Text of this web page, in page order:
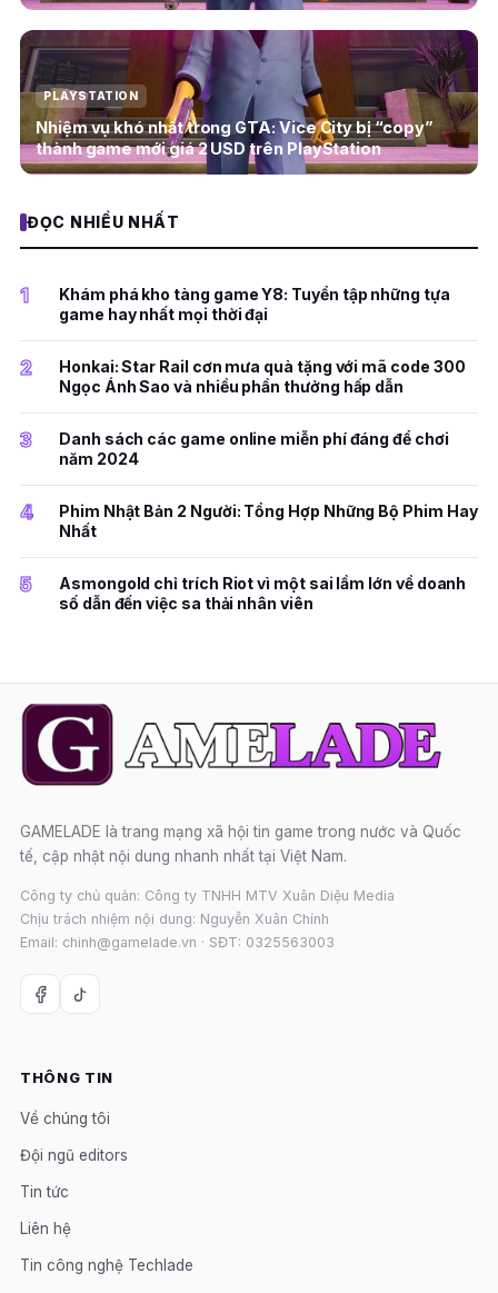
PLAYSTATION
Nhiệm vụ khó nhất trong GTA: Vice City bị “copy”
thành game mới giá 2 USD trên PlayStation
ĐỌC NHIỀU NHẤT
1
Khám phá kho tàng game Y8: Tuyển tập những tựa
game hay nhất mọi thời đại
2
Honkai: Star Rail cơn mưa quà tặng với mã code 300
Ngọc Ánh Sao và nhiều phần thưởng hấp dẫn
3
Danh sách các game online miễn phí đáng để chơi
năm 2024
4
Phim Nhật Bản 2 Người: Tổng Hợp Những Bộ Phim Hay
Nhất
5
Asmongold chỉ trích Riot vì một sai lầm lớn về doanh
số dẫn đến việc sa thải nhân viên
GAMELADE là trang mạng xã hội tin game trong nước và Quốc
tế, cập nhật nội dung nhanh nhất tại Việt Nam.
Công ty chủ quản: Công ty TNHH MTV Xuân Diệu Media
Chịu trách nhiệm nội dung: Nguyễn Xuân Chính
Email: chinh@gamelade.vn · SĐT: 0325563003
THÔNG TIN
Về chúng tôi
Đội ngũ editors
Tin tức
Liên hệ
Tin công nghệ Techlade